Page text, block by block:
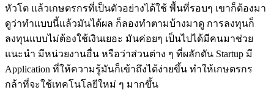
หัวโต แล้วเกษตรกรที่เป็นตัวอย่างได้ใช้ พื้นที่รอบๆ เขาก็ต้องมา
ดูว่าทำแบบนี้แล้วมันได้ผล ก็ลองทำตามบ้างมาดู การลงทุนก็
ลงทุนแบบไม่ต้องใช้เงินเยอะ มันค่อยๆ เป็นไปได้มีคนมาช่วย
แนะนำ มีหน่วยงานอื่น หรือว่าส่วนต่าง ๆ ที่ผลักดัน Startup มี
Application ที่ให้ความรู้มันก็เข้าถึงได้ง่ายขึ้น ทำให้เกษตรกร
กล้าที่จะใช้เทคโนโลยีใหม่ ๆ มากขึ้น